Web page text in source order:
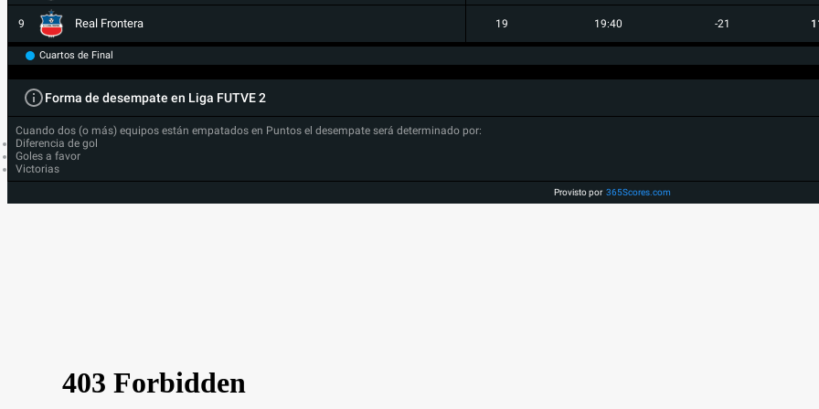
9 Real Frontera 19 19:40 -21
Cuartos de Final
Forma de desempate en Liga FUTVE 2
Cuando dos (o más) equipos están empatados en Puntos el desempate será determinado por:
Diferencia de gol
Goles a favor
Victorias
Provisto por 365Scores.com